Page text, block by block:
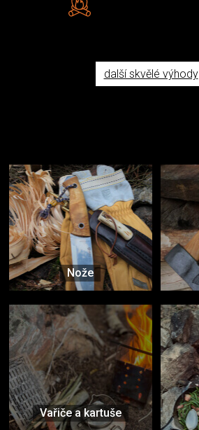
další skvělé výhody
Nože
Vařiče a kartuše